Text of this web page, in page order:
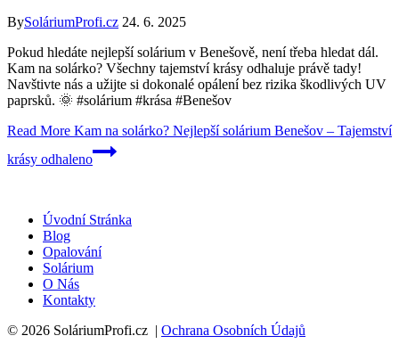
BySoláriumProfi.cz 24. 6. 2025
Pokud hledáte nejlepší solárium v Benešově, není třeba hledat dál.
Kam na solárko? Všechny tajemství krásy odhaluje právě tady!
Navštivte nás a užijte si dokonalé opálení bez rizika škodlivých UV
paprsků. 🌞 #solárium #krása #Benešov
Read More Kam na solárko? Nejlepší solárium Benešov – Tajemství
krásy odhaleno
Úvodní Stránka
Blog
Opalování
Solárium
O Nás
Kontakty
© 2026 SoláriumProfi.cz | Ochrana Osobních Údajů